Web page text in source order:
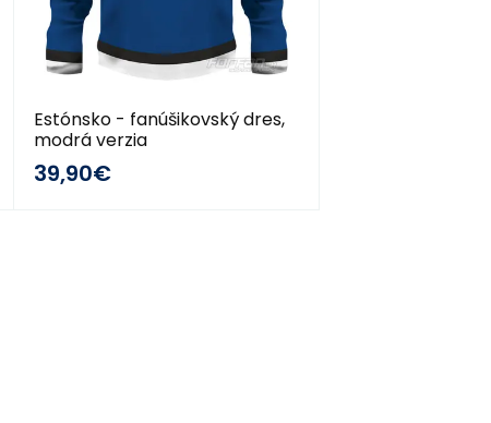
Estónsko - fanúšikovský dres,
modrá verzia
39,90€